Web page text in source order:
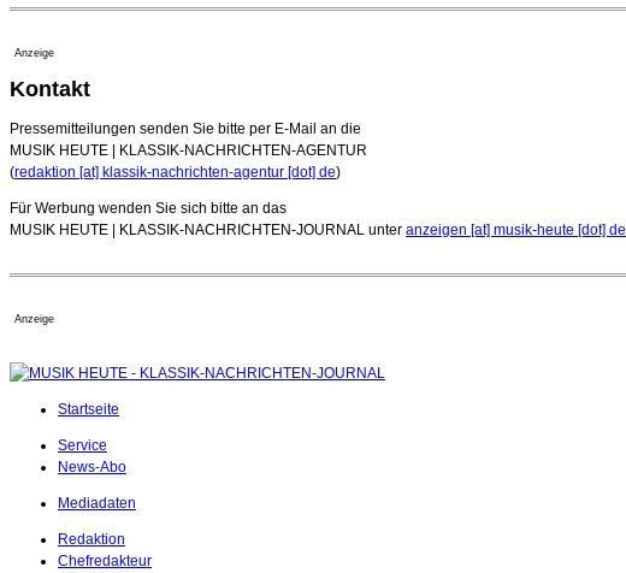
Anzeige
Kontakt
Pressemitteilungen senden Sie bitte per E-Mail an die
MUSIK HEUTE | KLASSIK-NACHRICHTEN-AGENTUR
(redaktion [at] klassik-nachrichten-agentur [dot] de)
Für Werbung wenden Sie sich bitte an das
MUSIK HEUTE | KLASSIK-NACHRICHTEN-JOURNAL unter anzeigen [at] musik-heute [dot] de
Anzeige
Startseite
Service
News-Abo
Mediadaten
Redaktion
Chefredakteur